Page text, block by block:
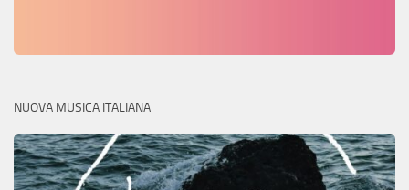
NUOVA MUSICA ITALIANA